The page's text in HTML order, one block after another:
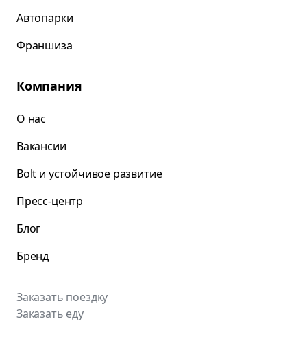
Автопарки
Франшиза
Компания
О нас
Вакансии
Bolt и устойчивое развитие
Пресс-центр
Блог
Бренд
Заказать поездку
Заказать еду